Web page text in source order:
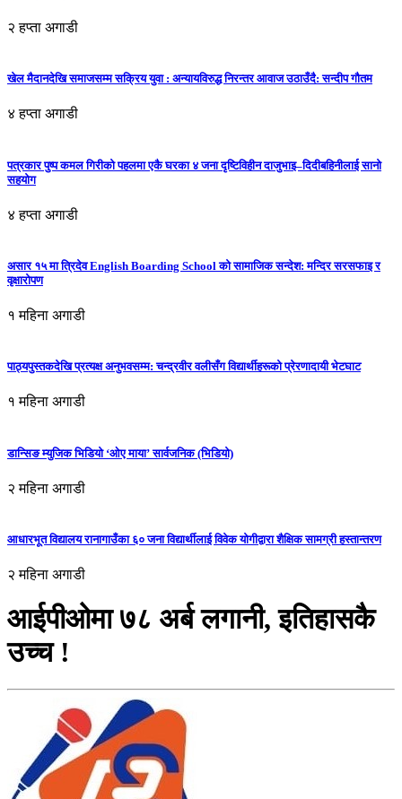
२ हप्ता अगाडी
खेल मैदानदेखि समाजसम्म सक्रिय युवा : अन्यायविरुद्ध निरन्तर आवाज उठाउँदै: सन्दीप गौतम
४ हप्ता अगाडी
पत्रकार पुष्प कमल गिरीको पहलमा एकै घरका ४ जना दृष्टिविहीन दाजुभाइ–दिदीबहिनीलाई सानो
सहयोग
४ हप्ता अगाडी
असार १५ मा त्रिदेव English Boarding School को सामाजिक सन्देश: मन्दिर सरसफाइ र
वृक्षारोपण
१ महिना अगाडी
पाठ्यपुस्तकदेखि प्रत्यक्ष अनुभवसम्म: चन्द्रवीर वलीसँग विद्यार्थीहरूको प्रेरणादायी भेटघाट
१ महिना अगाडी
डान्सिङ म्युजिक भिडियो ‘ओए माया’ सार्वजनिक (भिडियो)
२ महिना अगाडी
आधारभूत विद्यालय रानागाउँका ६० जना विद्यार्थीलाई विवेक योगीद्वारा शैक्षिक सामग्री हस्तान्तरण
२ महिना अगाडी
आईपीओमा ७८ अर्ब लगानी, इतिहासकै
उच्च !